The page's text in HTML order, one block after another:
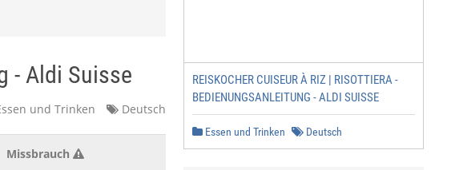
- Aldi Suisse
und Trinken Deutsch
Missbrauch
REISKOCHER CUISEUR À RIZ | RISOTTIERA -
BEDIENUNGSANLEITUNG - ALDI SUISSE
Essen und Trinken Deutsch